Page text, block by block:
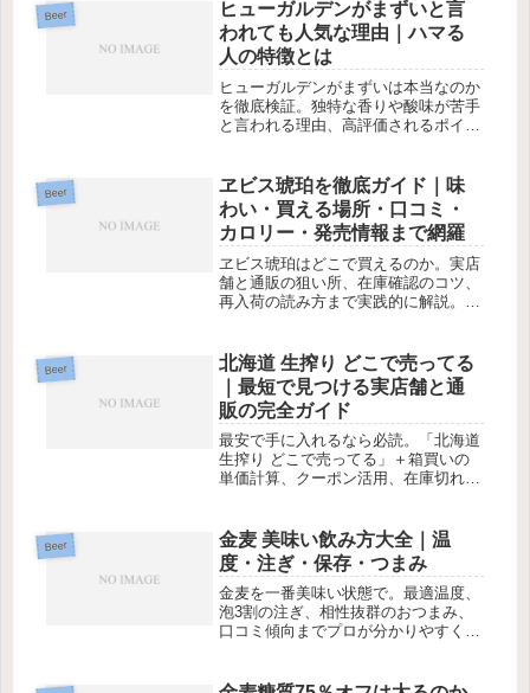
Beer
ヒューガルデンがまずいと言
われても人気な理由｜ハマる
人の特徴とは
ヒューガルデンがまずいは本当なのか
を徹底検証。独特な香りや酸味が苦手
と言われる理由、高評価されるポイン
Beer
ヱビス琥珀を徹底ガイド｜味
わい・買える場所・口コミ・
カロリー・発売情報まで網羅
ヱビス琥珀はどこで買えるのか。実店
舗と通販の狙い所、在庫確認のコツ、
再入荷の読み方まで実践的に解説。味
Beer
北海道 生搾り どこで売ってる
｜最短で見つける実店舗と通
販の完全ガイド
最安で手に入れるなら必読。「北海道
生搾り どこで売ってる」＋箱買いの
単価計算、クーポン活用、在庫切れ時
Beer
金麦 美味い飲み方大全｜温
度・注ぎ・保存・つまみ
金麦を一番美味い状態で。最適温度、
泡3割の注ぎ、相性抜群のおつまみ、
口コミ傾向までプロが分かりやすく解